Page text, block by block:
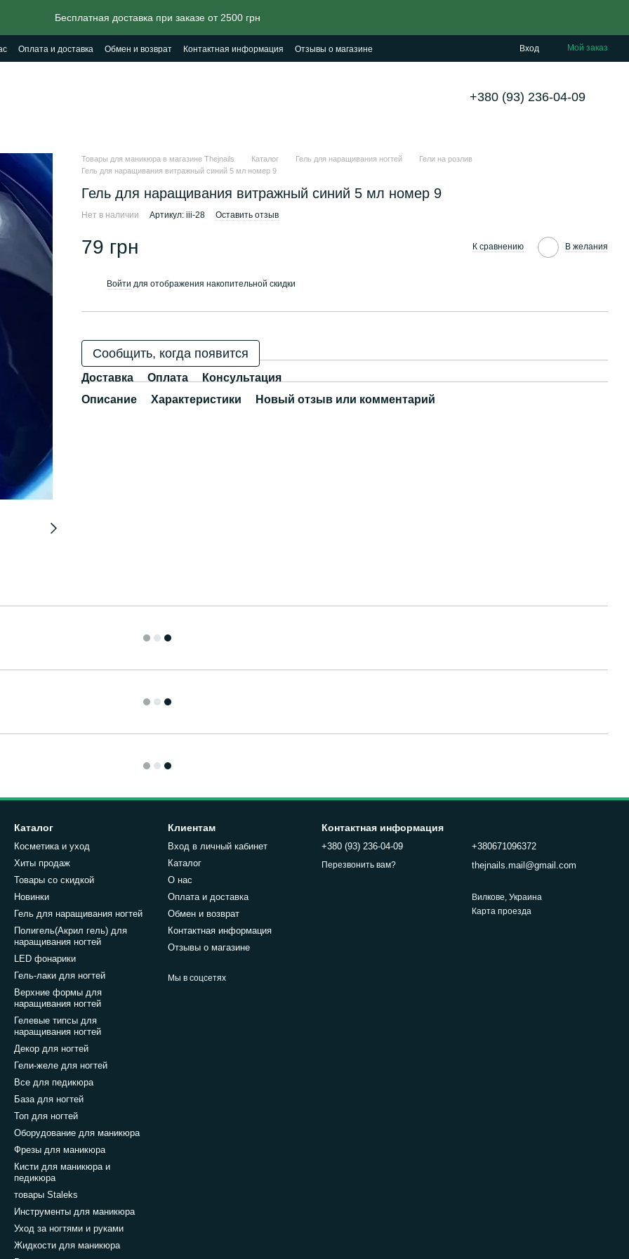
Бесплатная доставка при заказе от 2500 грн
Оплата и доставка Обмен и возврат Контактная информация Отзывы о магазине Вход Мой заказ
+380 (93) 236-04-09
Товары для маникюра в магазине Thejnails Каталог Гель для наращивания ногтей
Гели на розлив
Гель для наращивания витражный синий 5 мл номер 9
Гель для наращивания витражный синий 5 мл номер 9
Нет в наличии Артикул: iii-28 Оставить отзыв
79 грн К сравнению В желания
Войти для отображения накопительной скидки
Сообщить, когда появится
Доставка Оплата
Консультация
Описание
Характеристики Новый отзыв или комментарий
Каталог
Косметика и уход
Хиты продаж
Товары со скидкой
Новинки
Гель для наращивания ногтей
Полигель(Акрил гель) для
наращивания ногтей
LED фонарики
Гель-лаки для ногтей
Верхние формы для
наращивания ногтей
Гелевые типсы для
наращивания ногтей
Декор для ногтей
Гели-желе для ногтей
Все для педикюра
База для ногтей
Топ для ногтей
Оборудование для маникюра
Фрезы для маникюра
Кисти для маникюра и
педикюра
товары Staleks
Инструменты для маникюра
Уход за ногтями и руками
Жидкости для маникюра
Клиентам
Вход в личный кабинет
Каталог
О нас
Оплата и доставка
Обмен и возврат
Контактная информация
Отзывы о магазине
Мы в соцсетях
Контактная информация
+380 (93) 236-04-09
Перезвонить вам?
+380671096372
thejnails.mail@gmail.com
Вилкове, Украина
Карта проезда